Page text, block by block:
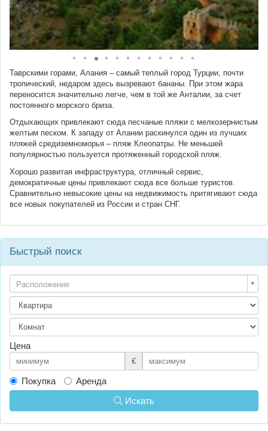
Таврскими горами, Алания – самый теплый город Турции, почти
тропический, недаром здесь вызревают бананы. При этом жара
переносится значительно легче, чем в той же Анталии, за счет
постоянного морского бриза.
Отдыхающих привлекают сюда песчаные пляжи с мелкозернистым
желтым песком. К западу от Алании раскинулся один из лучших
пляжей средиземноморья – пляж Клеопатры. Не меньшей
популярностью пользуется протяженный городской пляж.
Хорошо развитая инфраструктура, отличный сервис,
демократичные цены привлекают сюда все больше туристов.
Сравнительно невысокие цены на недвижимость притягивают сюда
все новых покупателей из России и стран СНГ.
Быстрый поиск
Расположение
Цена
€
Покупка
Аренда
Искать